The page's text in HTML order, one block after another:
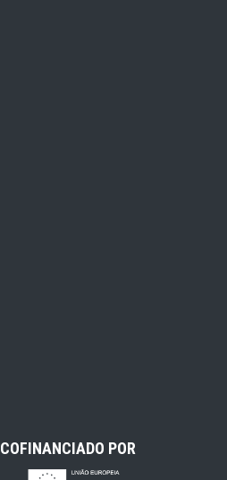
COFINANCIADO POR